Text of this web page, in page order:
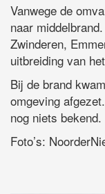
Vanwege de
naar
Zwinderen,
uitbreiding van
Bij de brand
omgeving
nog niets bekend.
Foto’s: